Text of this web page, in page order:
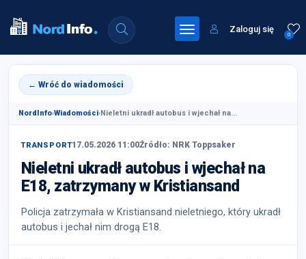
0
Zaloguj się
← Wróć do wiadomości
NordInfo›Wiadomości›Nieletni ukradł autobus i wjechał na...
TRANSPORT17.05.2026 11:00Źródło: NRK Toppsaker
Nieletni ukradł autobus i wjechał na
E18, zatrzymany w Kristiansand
Policja zatrzymała w Kristiansand nieletniego, który ukradł
autobus i jechał nim drogą E18.